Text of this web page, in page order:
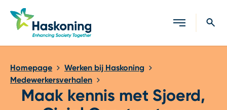
Sluiten
Homepage
Werken bij Haskoning
Medewerkersverhalen
Maak kennis met Sjoerd,